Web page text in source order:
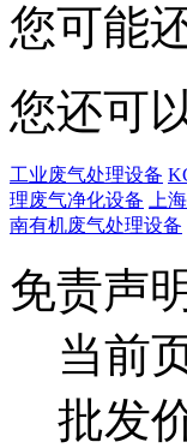
您可能
您还可
工业废气处理设备
理废气净化设备
上
南有机废气处理设备
免责声
当前
批发